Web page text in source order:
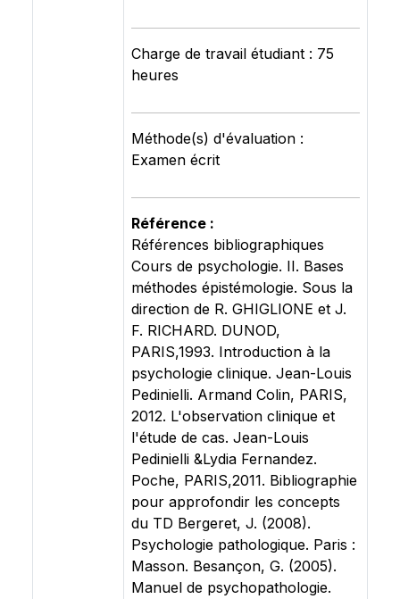
Charge de travail étudiant : 75
heures
Méthode(s) d'évaluation :
Examen écrit
Référence :
Références bibliographiques
Cours de psychologie. II. Bases
méthodes épistémologie. Sous la
direction de R. GHIGLIONE et J.
F. RICHARD. DUNOD,
PARIS,1993. Introduction à la
psychologie clinique. Jean-Louis
Pedinielli. Armand Colin, PARIS,
2012. L'observation clinique et
l'étude de cas. Jean-Louis
Pedinielli &Lydia Fernandez.
Poche, PARIS,2011. Bibliographie
pour approfondir les concepts
du TD Bergeret, J. (2008).
Psychologie pathologique. Paris :
Masson. Besançon, G. (2005).
Manuel de psychopathologie.